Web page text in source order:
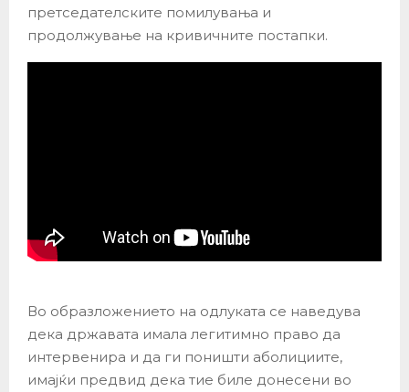
претседателските помилувања и
продолжување на кривичните постапки.
Во образложението на одлуката се наведува
дека државата имала легитимно право да
интервенира и да ги поништи аболициите,
имајќи предвид дека тие биле донесени во